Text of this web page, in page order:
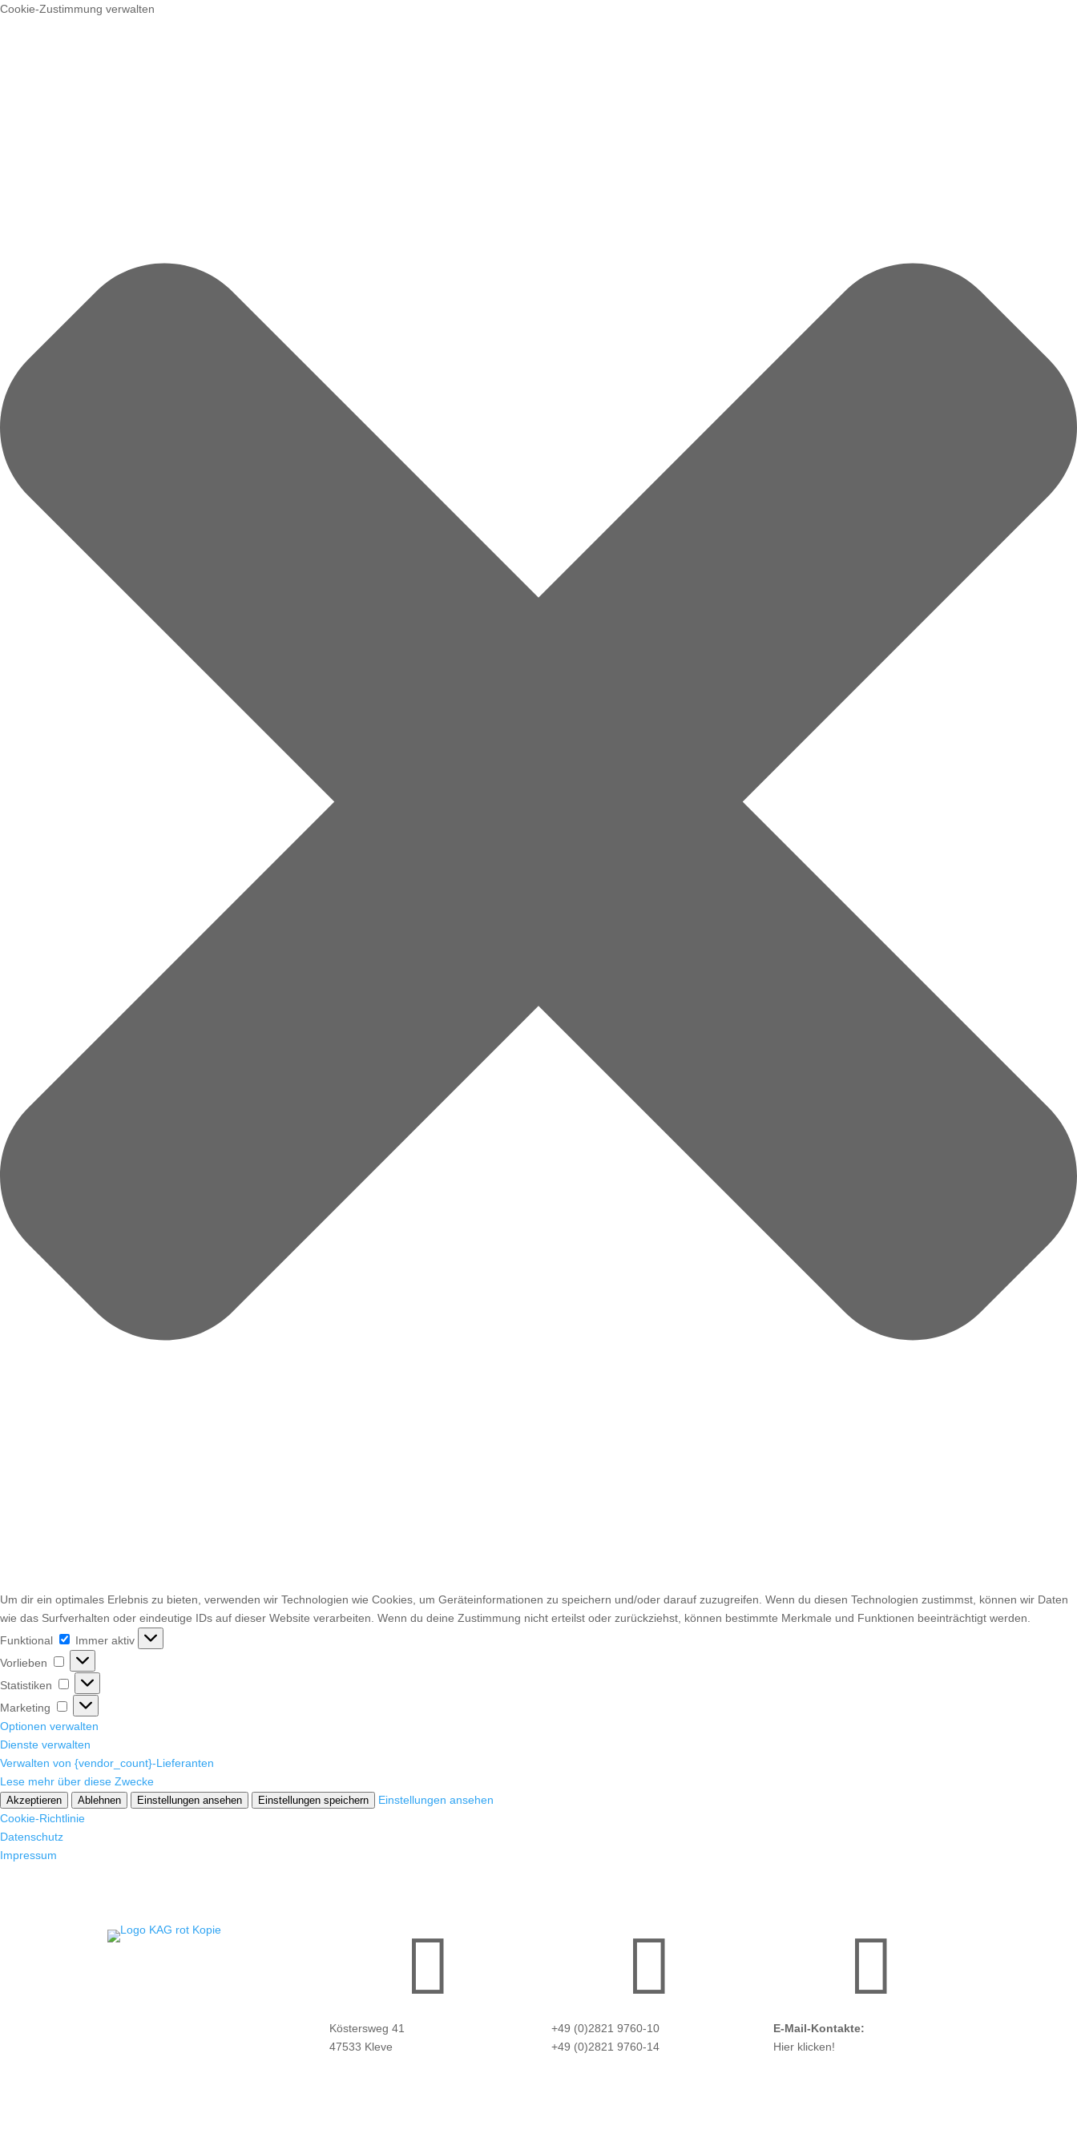
Cookie-Zustimmung verwalten
Um dir ein optimales Erlebnis zu bieten, verwenden wir Technologien wie Cookies, um Geräteinformationen zu speichern und/oder darauf zuzugreifen. Wenn du diesen Technologien zustimmst, können wir Daten
wie das Surfverhalten oder eindeutige IDs auf dieser Website verarbeiten. Wenn du deine Zustimmung nicht erteilst oder zurückziehst, können bestimmte Merkmale und Funktionen beeinträchtigt werden.
Funktional
Funktional
Immer aktiv
Vorlieben
Vorlieben
Statistiken Statistiken
Marketing
Marketing
Optionen verwalten
Dienste verwalten
Verwalten von {vendor_count}-Lieferanten
Lese mehr über diese Zwecke
Akzeptieren Ablehnen Einstellungen ansehen Einstellungen speichern
Einstellungen ansehen
Cookie-Richtlinie
Datenschutz
Impressum

Köstersweg 41
47533 Kleve

+49 (0)2821 9760-10
+49 (0)2821 9760-14

E-Mail-Kontakte:
Hier klicken!